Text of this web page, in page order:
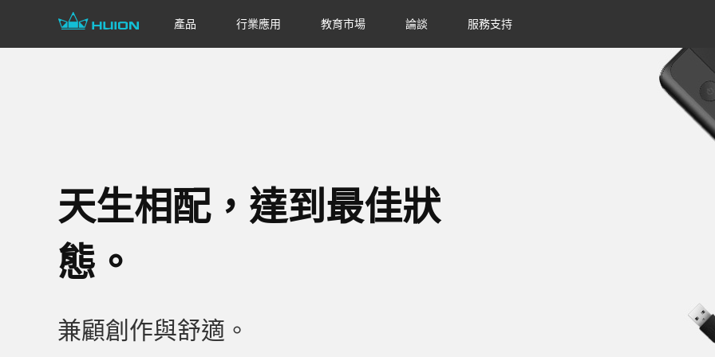
產品 行業應用 教育市場 論談 服務支持
天生相配，達到最佳狀
態。
兼顧創作與舒適。